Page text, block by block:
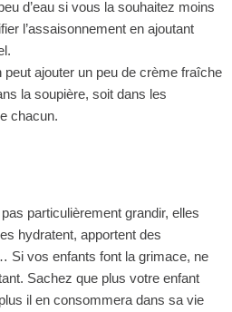
d’eau si vous la souhaitez moins
l’assaisonnement en ajoutant
ajouter un peu de crème fraîche
la soupière, soit dans les
chacun.
particulièrement grandir, elles
hydratent, apportent des
Si vos enfants font la grimace, ne
Sachez que plus votre enfant
il en consommera dans sa vie